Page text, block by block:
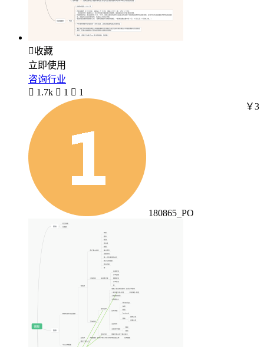
收藏
立即使用
咨询行业
 1.7k  1  1
180865_PO
￥3